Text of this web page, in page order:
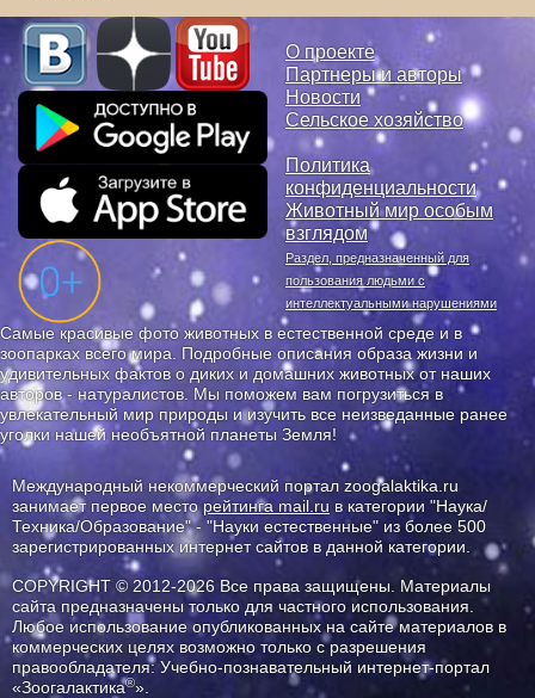
О проекте
Партнеры и авторы
Новости
Сельское хозяйство
Политика
конфиденциальности
Животный мир особым
взглядом
Раздел, предназначенный для
пользования людьми с
интеллектуальными нарушениями
Самые красивые фото животных в естественной среде и в
зоопарках всего мира. Подробные описания образа жизни и
удивительных фактов о диких и домашних животных от наших
авторов - натуралистов. Мы поможем вам погрузиться в
увлекательный мир природы и изучить все неизведанные ранее
уголки нашей необъятной планеты Земля!
Международный некоммерческий портал zoogalaktika.ru
занимает первое месторейтинга mail.ru в категории "Наука/
Техника/Образование" - "Науки естественные" из более 500
зарегистрированных интернет сайтов в данной категории.
COPYRIGHT © 2012-2026 Все права защищены. Материалы
сайта предназначены только для частного использования.
Любое использование опубликованных на сайте материалов в
коммерческих целях возможно только с разрешения
правообладателя: Учебно-познавательный интернет-портал
«Зоогалактика®».